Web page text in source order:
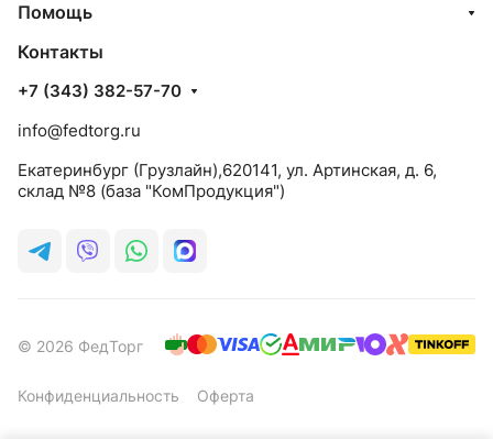
Помощь
Контакты
+7 (343) 382-57-70
info@fedtorg.ru
Екатеринбург (Грузлайн),620141, ул. Артинская, д. 6,
склад №8 (база "КомПродукция")
© 2026 ФедТорг
Конфиденциальность Оферта